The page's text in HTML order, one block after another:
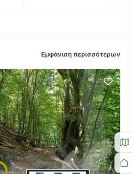
Εμφάνιση περισσότερων